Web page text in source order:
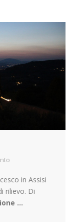
in Assisi
rilievo. Di
...